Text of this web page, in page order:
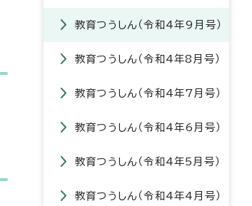
教育つうしん（令和4年9月号）
教育つうしん（令和4年8月号）
教育つうしん（令和4年7月号）
教育つうしん（令和4年6月号）
教育つうしん（令和4年5月号）
教育つうしん（令和4年4月号）